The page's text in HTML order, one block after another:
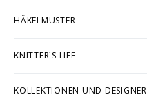
HÄKELMUSTER
KNITTER´S LIFE
KOLLEKTIONEN UND DESIGNER